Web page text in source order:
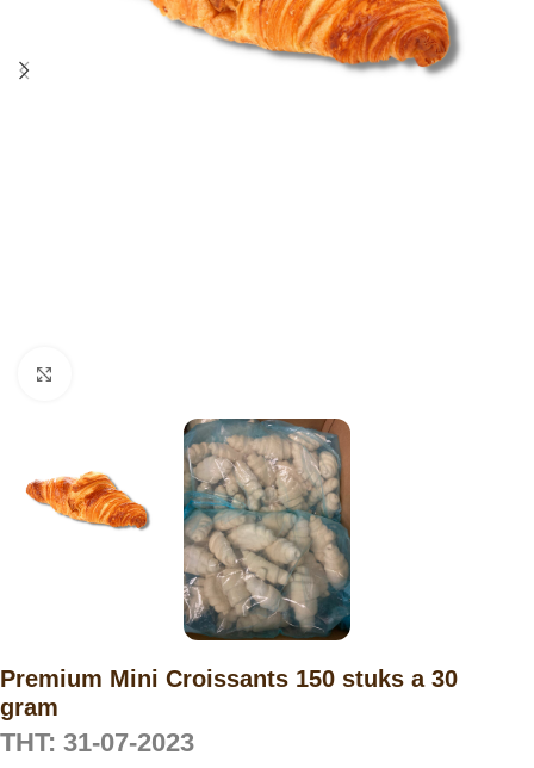
Premium Mini Croissants 150 stuks a 30
gram
THT: 31-07-2023